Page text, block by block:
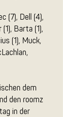
(7), Dell (4),
(1), Barta (1),
(1), Muck,
dem
den roomz
in der